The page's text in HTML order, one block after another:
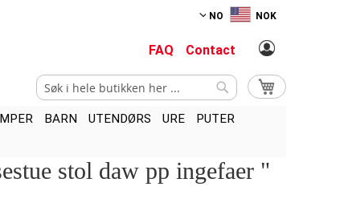
NO NOK
FAQ Contact
Min handlekurv
Søk
BARN UTENDØRS URE
PUTER
stol daw pp ingefaer "